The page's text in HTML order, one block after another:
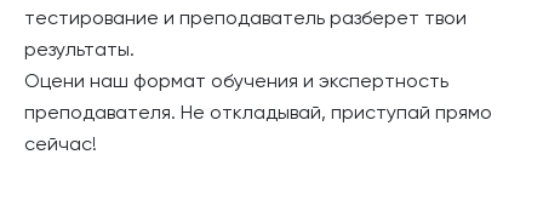
тестирование и преподаватель разберет твои
результаты.
Оцени наш формат обучения и экспертность
преподавателя. Не откладывай, приступай прямо
сейчас!